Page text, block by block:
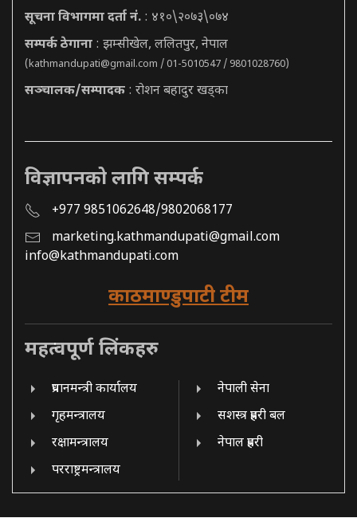
सूचना विभागमा दर्ता नं. : ४१०\२०७३\०७४
सम्पर्क ठेगाना : झम्सीखेल, ललितपुर, नेपाल
(kathmandupati@gmail.com / 01-5010547 / 9801028760)
सञ्चालक/सम्पादक : रोशन बहादुर खड्का
विज्ञापनको लागि सम्पर्क
+977 9851062648/9802068177
marketing.kathmandupati@gmail.com
info@kathmandupati.com
काठमाण्डुपाटी टीम
महत्वपूर्ण लिंकहरु
प्रधानमन्त्री कार्यालय
गृहमन्त्रालय
रक्षामन्त्रालय
परराष्ट्रमन्त्रालय
नेपाली सेना
सशस्त्र प्रहरी बल
नेपाल प्रहरी